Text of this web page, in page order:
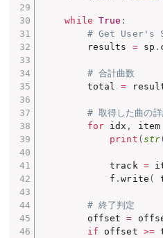
while True :
# Get User's
        results
= sp .
# 合計曲数
        total
=
# 取得した曲の詳
for idx , item
print (str
            track
=
            f
.write (
# 終了判定
        offset
=
if offset >=